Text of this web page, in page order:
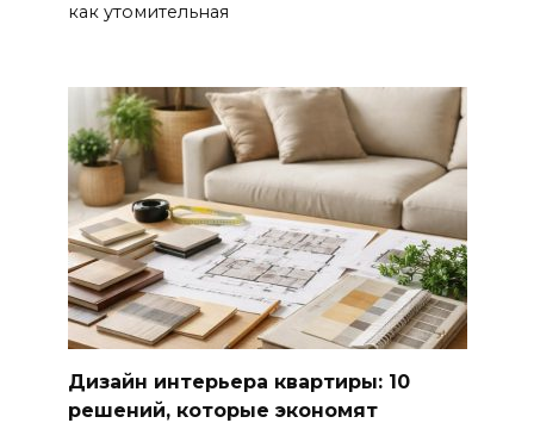
как утомительная
Дизайн интерьера квартиры: 10
решений, которые экономят